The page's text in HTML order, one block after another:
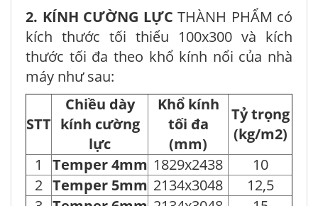
2. KÍNH CƯỜNG LỰC THÀNH PHẨM có
kích thước tối thiểu 100x300 và kích
thước tối đa theo khổ kính nổi của nhà
máy như sau:
STT
Chiều dày
kính cường
lực
Khổ kính
tối đa
(mm)
Tỷ trọng
(kg/m2)
1
Temper 4mm 1829x2438
10
2 Temper 5mm 2134x3048
12,5